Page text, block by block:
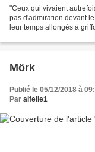
"Ceux qui vivaient
pas d'admiration devant
leur temps allongés à
Mörk
Publié le 05/12/2018 à
Par aifelle1